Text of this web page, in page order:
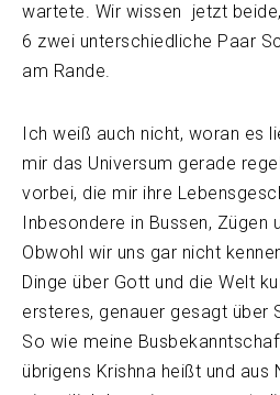
wartete. Wir wissen jetzt
6 zwei unterschiedliche Paar
am Rande.
Ich weiß auch nicht, woran es
mir das Universum gerade
vorbei, die mir ihre
Inbesondere in Bussen, Zügen
Obwohl wir uns gar nicht
Dinge über Gott und die Welt
ersteres, genauer gesagt über
So wie meine
übrigens Krishna heißt und aus